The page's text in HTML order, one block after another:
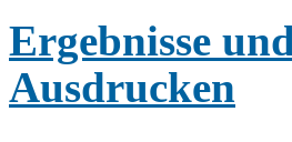
Ergebnisse
Ausdrucken